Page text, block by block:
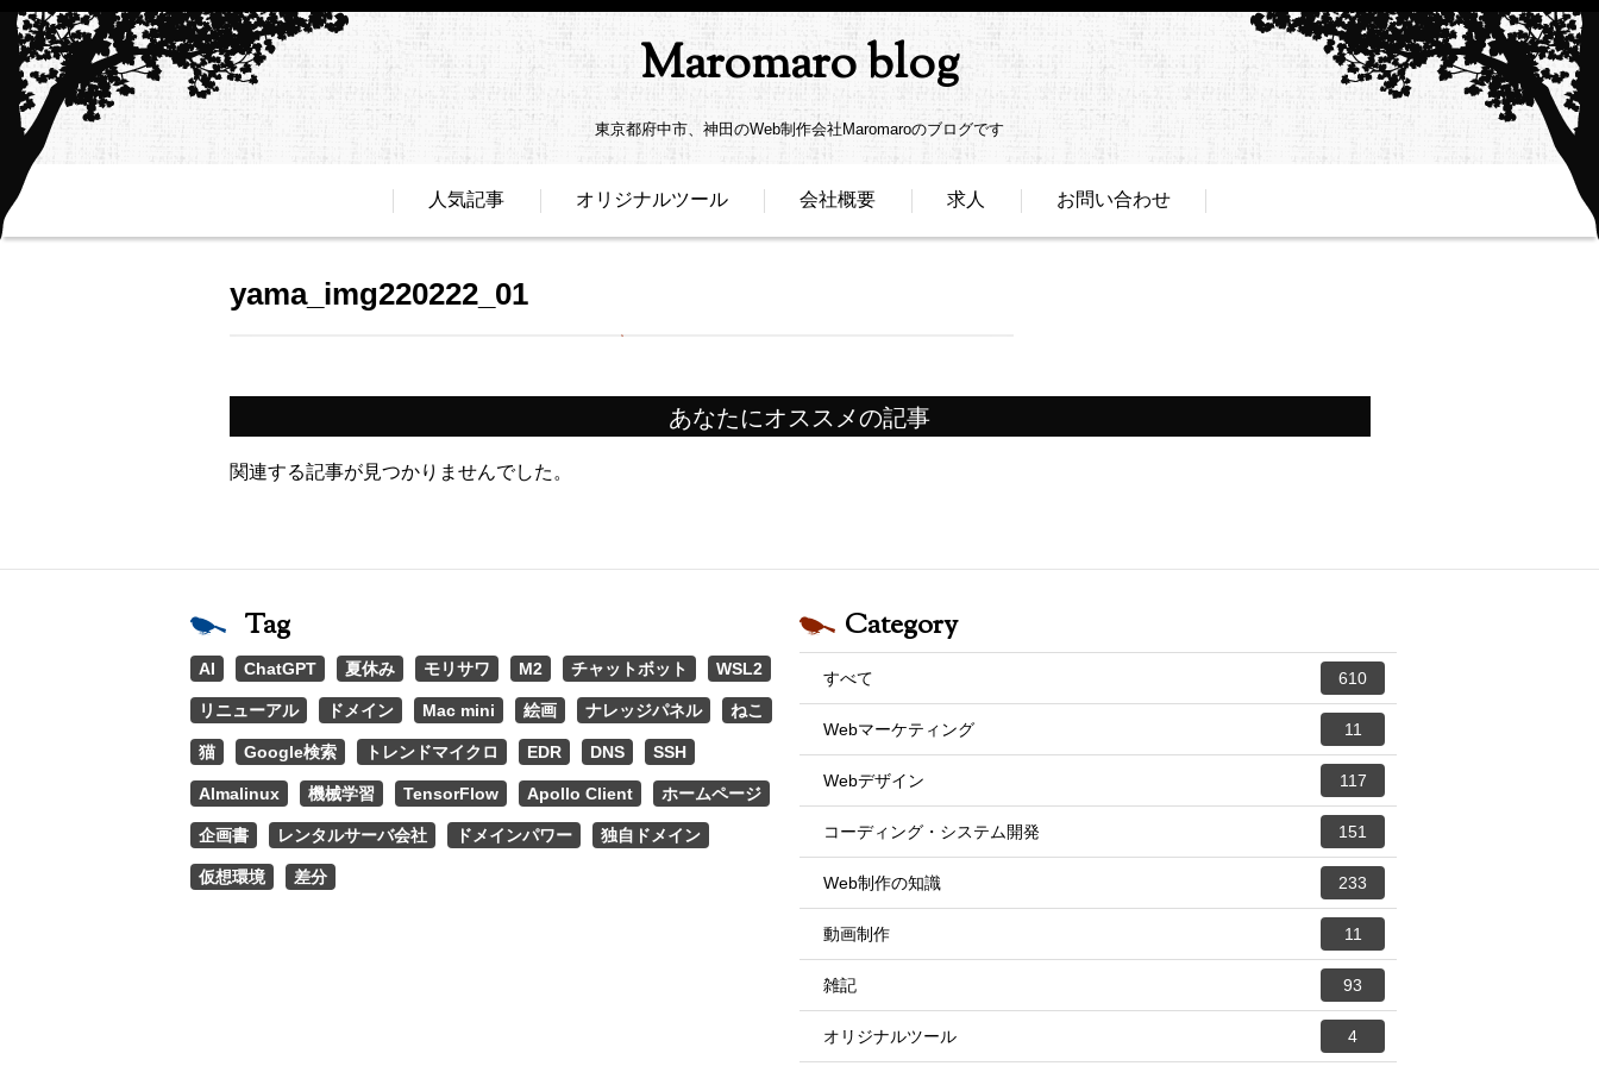
Maromaro blog
東京都府中市、神田のWeb制作会社Maromaroのブログです
人気記事 オリジナルツール 会社概要 求人 お問い合わせ
yama_img220222_01
あなたにオススメの記事
関連する記事が見つかりませんでした。
Category
すべて 610
Webマーケティング 11
Webデザイン 117
コーディング・システム開発 151
Web制作の知識 233
動画制作 11
雑記 93
オリジナルツール 4
Tag
AI ChatGPT 夏休み モリサワ M2 チャットボット WSL2
リニューアル ドメイン Mac mini 絵画 ナレッジパネル ねこ
猫 Google検索 トレンドマイクロ EDR DNS SSH
Almalinux 機械学習 TensorFlow Apollo Client ホームページ
企画書 レンタルサーバ会社 ドメインパワー 独自ドメイン
仮想環境 差分